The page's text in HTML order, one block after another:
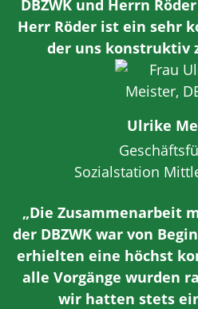
DBZWK und Herrn
Herr Röder ist ein sehr
der uns konstruktiv
Ulrike
Sozialstation
„Die Zusammenarbeit
der DBZWK war von
erhielten eine höchst
alle Vorgänge wurden
wir hatten stets